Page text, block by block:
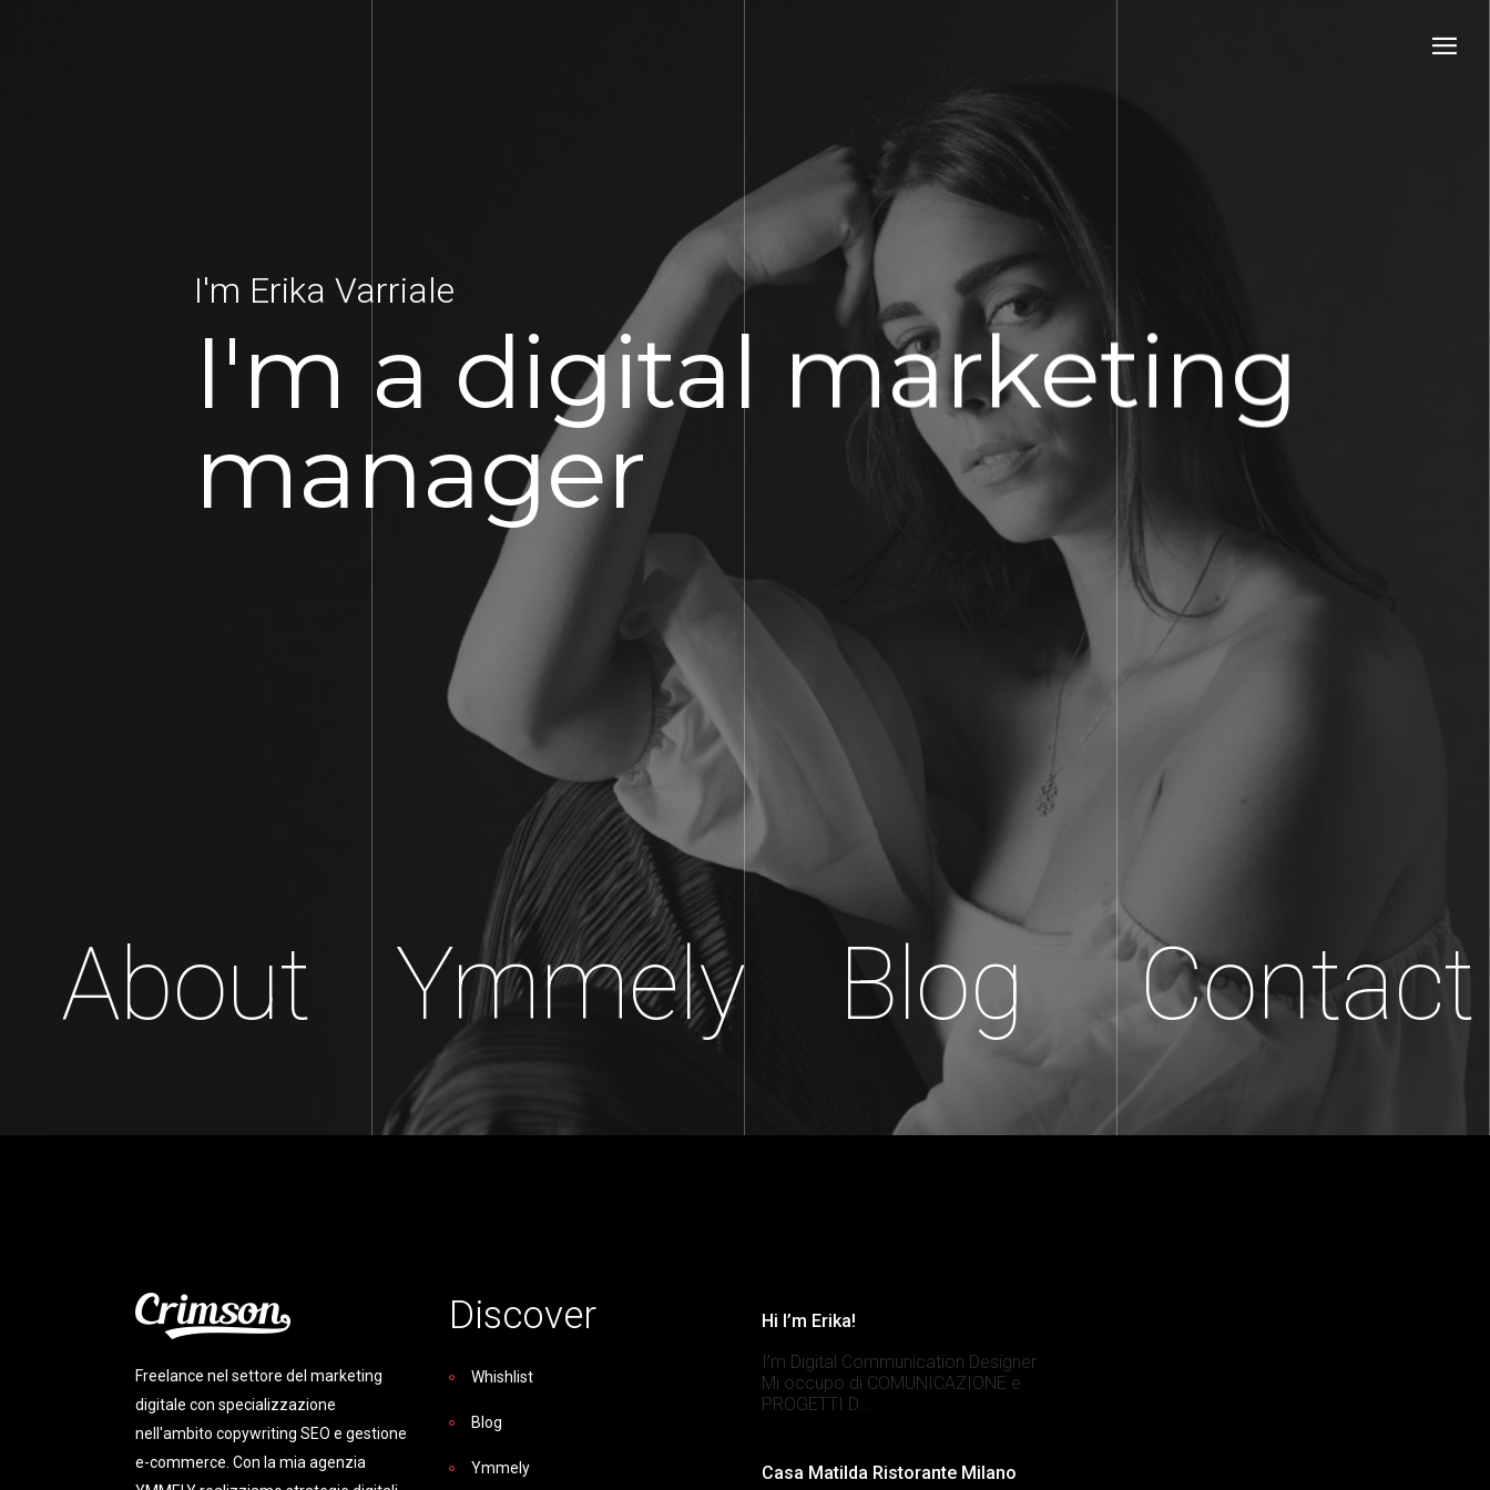
I'm Erika Varriale
I'm a digital marketing
manager
About Ymmely Blog Contact
Freelance nel settore del marketing
digitale con specializzazione
nell'ambito copywriting SEO e gestione
e-commerce. Con la mia agenzia
Discover
Whishlist
Blog
Ymmely
Hi I’m Erika!
I’m Digital Communication Designer
Mi occupo di COMUNICAZIONE e
PROGETTI D...
Casa Matilda Ristorante Milano